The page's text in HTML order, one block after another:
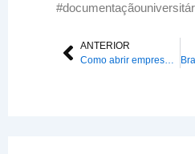
Anterior
ANTERIOR
Como abrir empresa no Paraguai sendo brasileiro: guia prático e atualizado